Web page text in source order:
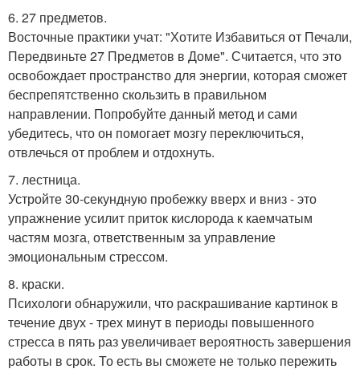
6. 27 предметов.
Восточные практики учат: "Хотите Избавиться от Печали,
Передвиньте 27 Предметов в Доме". Считается, что это
освобождает пространство для энергии, которая сможет
беспрепятственно скользить в правильном
направлении. Попробуйте данный метод и сами
убедитесь, что он помогает мозгу переключиться,
отвлечься от проблем и отдохнуть.
7. лестница.
Устройте 30-секундную пробежку вверх и вниз - это
упражнение усилит приток кислорода к каемчатым
частям мозга, ответственным за управление
эмоциональным стрессом.
8. краски.
Психологи обнаружили, что раскрашивание картинок в
течение двух - трех минут в периоды повышенного
стресса в пять раз увеличивает вероятность завершения
работы в срок. То есть вы сможете не только пережить